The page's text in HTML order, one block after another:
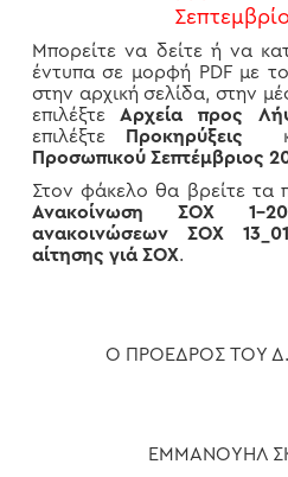
Μπορείτε να δείτε ή να
έντυπα σε μορφή PDF με
στην αρχική σελίδα, στην
επιλέξτεΑρχεία προς
επιλέξτε
Προκηρύξεις
Προσωπικού Σεπτέμβριος
Στον φάκελο θα βρείτε τα
Ανακοίνωση ΣΟΧ 1-
ανακοινώσεων ΣΟΧ
αίτησης γιά ΣΟΧ.
Ο ΠΡΟΕΔΡΟΣ ΤΟΥ
ΕΜΜΑΝΟΥΗΛ